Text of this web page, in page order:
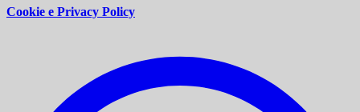
Cookie e Privacy Policy